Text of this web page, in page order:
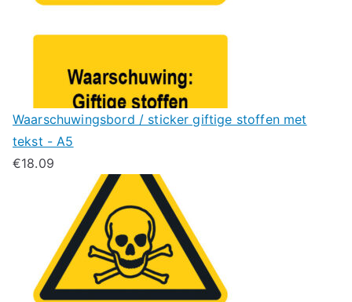
Waarschuwingsbord / sticker giftige stoffen met
tekst - A5
€18.09